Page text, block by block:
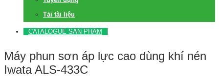
Tải tài liệu
CATALOGUE SẢN PHẨM
Máy phun sơn áp lực cao dùng khí nén
Iwata ALS-433C